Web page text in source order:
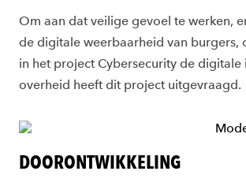
Om aan dat veilige gevoel te werken,
de digitale weerbaarheid van burgers,
in het project Cybersecurity de digitale
overheid heeft dit project uitgevraagd.
DOORONTWIKKELING